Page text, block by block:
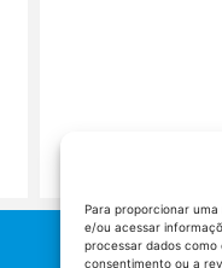
Para proporcionar
e/ou acessar
processar dados
consentimento ou a